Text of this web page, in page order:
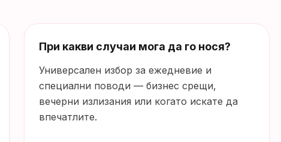
При какви случаи мога да го нося?
Универсален избор за ежедневие и
специални поводи — бизнес срещи,
вечерни излизания или когато искате да
впечатлите.